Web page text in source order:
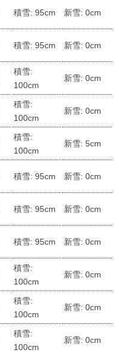
積雪: 95cm 新雪: 0cm
積雪: 95cm 新雪: 0cm
積雪:
100cm
新雪: 0cm
積雪:
100cm
新雪: 0cm
積雪:
100cm
新雪: 5cm
積雪: 95cm 新雪: 0cm
積雪: 95cm 新雪: 0cm
積雪: 95cm 新雪: 0cm
積雪:
100cm
新雪: 0cm
積雪:
100cm
新雪: 0cm
積雪:
100cm
新雪: 0cm